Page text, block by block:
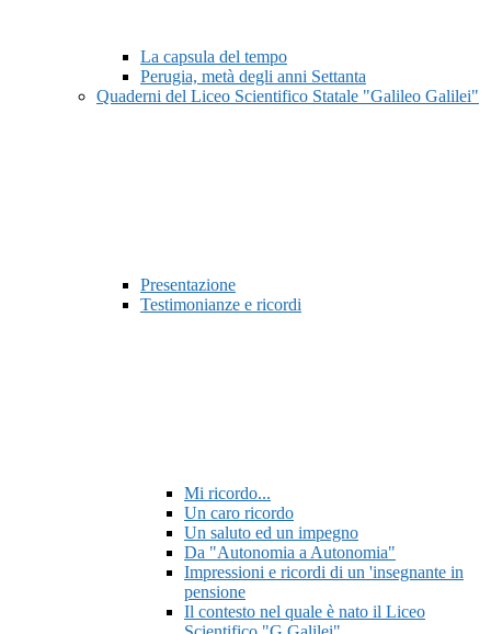
La capsula del tempo
Perugia, metà degli anni Settanta
Quaderni del Liceo Scientifico Statale "Galileo Galilei"
Presentazione
Testimonianze e ricordi
Mi ricordo...
Un caro ricordo
Un saluto ed un impegno
Da "Autonomia a Autonomia"
Impressioni e ricordi di un 'insegnante in
pensione
Il contesto nel quale è nato il Liceo